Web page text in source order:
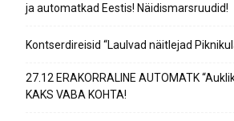
ja automatkad Eestis! Näidismarsruudid!
Kontserdireisid “Laulvad näitlejad
27.12 ERAKORRALINE AUTOMATK
KAKS VABA KOHTA!